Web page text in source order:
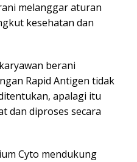
melanggar aturan
kesehatan dan
berani
Rapid Antigen tidak
apalagi itu
dan diproses secara
Cyto mendukung